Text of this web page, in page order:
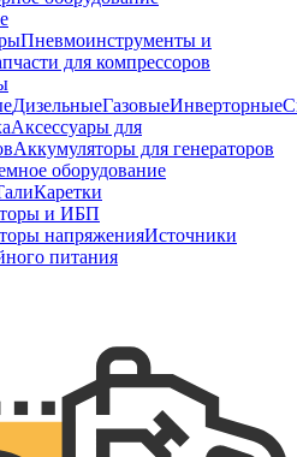
Пневмоинструменты и
для компрессоров
ДизельныеГазовыеИнверторные
Аксессуары для
Аккумуляторы для генераторов
оборудование
Каретки
и ИБП
напряженияИсточники
питания